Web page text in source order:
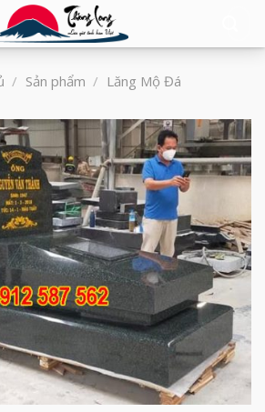
/ Sản phẩm / Lăng Mộ Đá